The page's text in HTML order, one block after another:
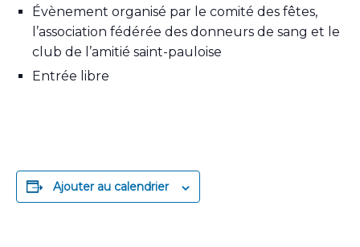
Évènement organisé par le comité des fêtes,
l’association fédérée des donneurs de sang et le
club de l’amitié saint-pauloise
Entrée libre
Ajouter au calendrier